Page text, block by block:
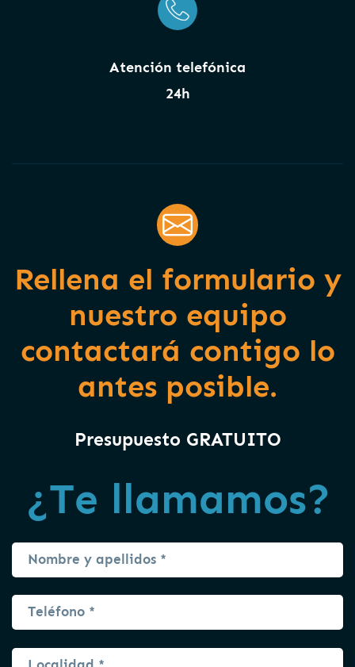
Atención telefónica
24h
Rellena el formulario y
nuestro equipo
contactará contigo lo
antes posible.
Presupuesto GRATUITO
¿Te llamamos?